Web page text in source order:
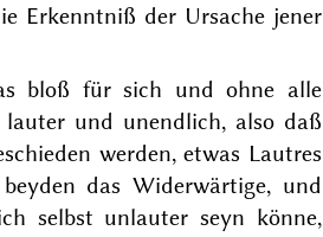
Erkenntniß der Ursache jener
bloß für sich und ohne alle
und unendlich, also daß
werden, etwas Lautres
das Widerwärtige, und
selbst unlauter seyn könne,